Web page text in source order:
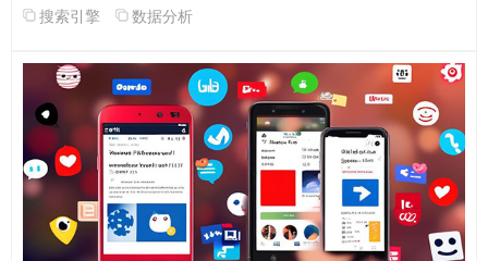
搜索引擎
数据分析